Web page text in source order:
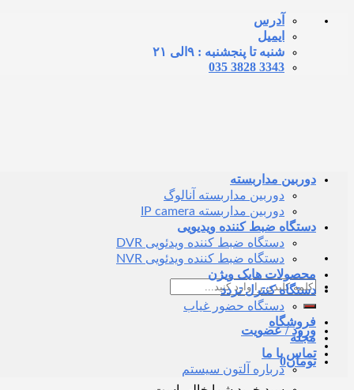
Skip
آدرس
ایمیل
شنبه تا پنجشنبه : ۹الی ۲۱
3343 3828 035
جستجو
برای:
ورود / عضویت
تومان0
دوربین مداربسته
دوربین مداربسته آنالوگ
دوربین مداربسته IP camera
دستگاه ضبط کننده ویدیویی
دستگاه ضبط کننده ویدئویی DVR
دستگاه ضبط کننده ویدئویی NVR
محصولات هایک ویژن
دستگاه کنترل تردد
دستگاه حضور غیاب
فروشگاه
مجله
تماس با ما
درباره آلتون سیستم